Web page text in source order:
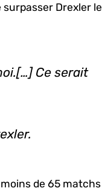
Drexler le
Ce serait
de 65 matchs